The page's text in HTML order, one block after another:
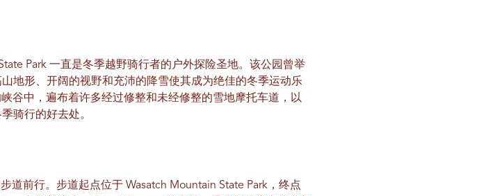
Park 一直是冬季越野骑行者的户外探险圣地。该公园曾举
地形、开阔的视野和充沛的降雪使其成为绝佳的冬季运动乐
谷中，遍布着许多经过修整和未经修整的雪地摩托车道，以
骑行的好去处。
前行。步道起点位于 Wasatch Mountain State Park，终点